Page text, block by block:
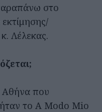
στο
Λέλεκας.
Αθήνα που
το Α Modo Mio